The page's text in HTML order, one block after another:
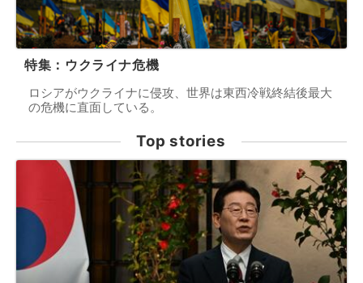
特集：ウクライナ危機
ロシアがウクライナに侵攻、世界は東西冷戦終結後最大
の危機に直面している。
Top stories